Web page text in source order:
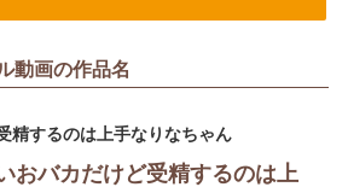
動画の作品名
精するのは上手なりなちゃん
おバカだけど受精するのは上